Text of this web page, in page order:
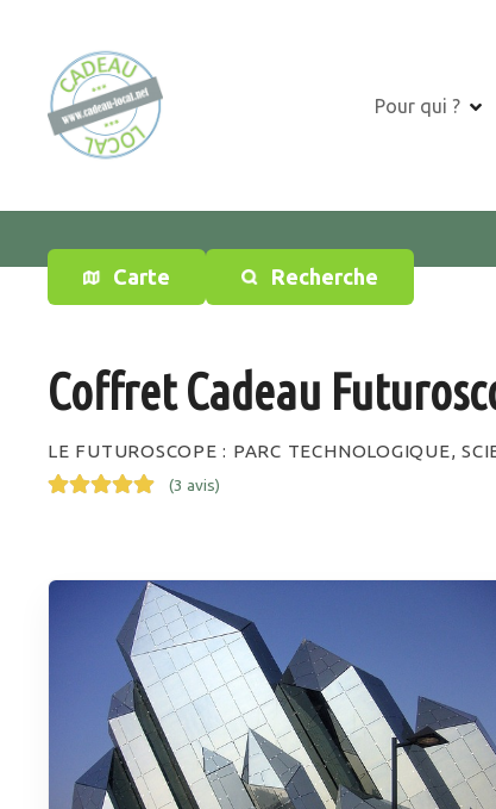
o
t
Pour qui ?
Carte Recherche
Coffret Cadeau
LE FUTUROSCOPE : PARC TECHNOLOGIQUE,
(3 avis)